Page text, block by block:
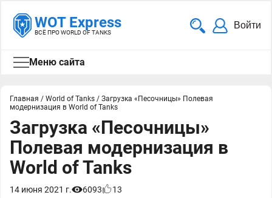
WOT Express
ВСЁ ПРО WORLD OF TANKS
Войти
Меню сайта
Главная / World of Tanks / Загрузка «Песочницы» Полевая
модернизация в World of Tanks
Загрузка «Песочницы»
Полевая модернизация в
World of Tanks
14 июня 2021 г. 6093 13